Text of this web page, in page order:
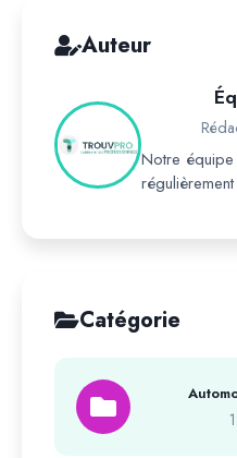
Auteur
Notre
Catégorie